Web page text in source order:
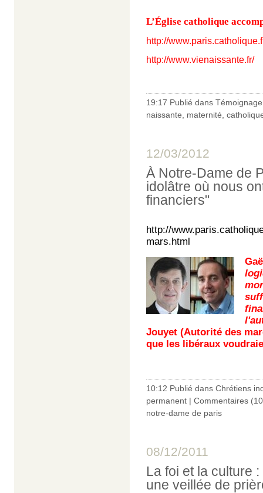
L’Église catholique
http://
http://www.vienaissante.fr/
19:17 Publié dans
naissante
maternité
12/03/2012
À Notre-Dame de
idolâtre où nous
financiers"
http://
mars.html
Jouyet (Autorité des
que les libéraux
10:12 Publié dans Chrétiens
permanent | Commentaires
notre-dame de paris
08/12/2011
La foi et la culture
une veillée de